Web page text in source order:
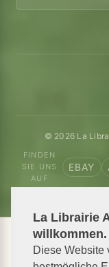
La Librairie
willkommen.
Diese Website
© 2026 La
FINDEN
SIE UNS
AUF
EBAY
📦 We ship
Shipping to USA Shipping to